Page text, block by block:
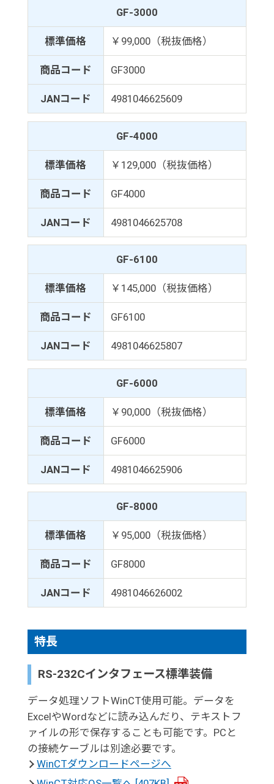
GF-3000
標準価格 ￥99,000（税抜価格）
商品コード GF3000
JANコード 4981046625609
GF-4000
標準価格 ￥129,000（税抜価格）
商品コード GF4000
JANコード 4981046625708
GF-6100
標準価格 ￥145,000（税抜価格）
商品コード GF6100
JANコード 4981046625807
GF-6000
標準価格 ￥90,000（税抜価格）
商品コード GF6000
JANコード 4981046625906
GF-8000
標準価格 ￥95,000（税抜価格）
商品コード GF8000
JANコード 4981046626002
特長
RS-232Cインタフェース標準装備
データ処理ソフトWinCT使用可能。データを
ExcelやWordなどに読み込んだり、テキストフ
ァイルの形で保存することも可能です。PCと
の接続ケーブルは別途必要です。
WinCTダウンロードページへ